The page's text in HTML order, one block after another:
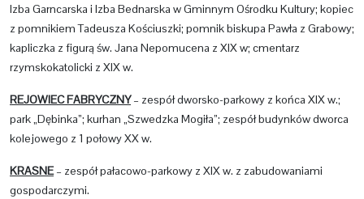
Izba Garncarska i Izba Bednarska w Gminnym Ośrodku Kultury; kopiec
z pomnikiem Tadeusza Kościuszki; pomnik biskupa Pawła z Grabowy;
kapliczka z figurą św. Jana Nepomucena z XIX w; cmentarz
rzymskokatolicki z XIX w.
REJOWIEC FABRYCZNY– zespół dworsko-parkowy z końca XIX w.;
park „Dębinka”; kurhan „Szwedzka Mogiła”; zespół budynków dworca
kolejowego z 1 połowy XX w.
KRASNE– zespół pałacowo-parkowy z XIX w. z zabudowaniami
gospodarczymi.